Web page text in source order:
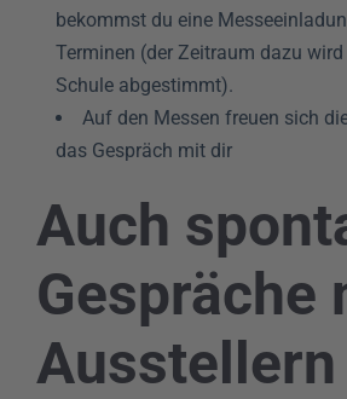
bekommst du eine
Terminen (der Zeitraum dazu
Schule abgestimmt).
Auf den Messen freuen sich
das Gespräch mit dir
Auch
Gespräche
Ausstellern